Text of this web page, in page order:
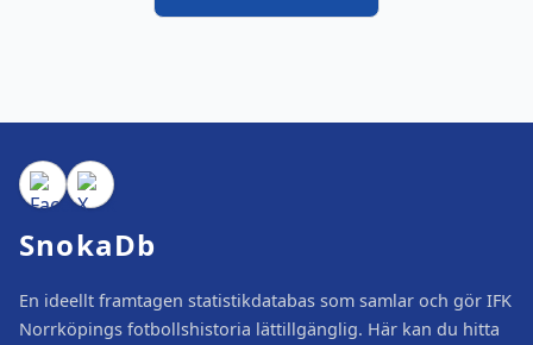
SnokaDb
En ideellt framtagen statistikdatabas som samlar och gör IFK
Norrköpings fotbollshistoria lättillgänglig. Här kan du hitta